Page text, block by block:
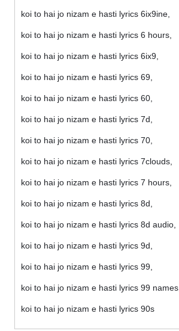
koi to hai jo nizam e hasti lyrics 6ix9ine,
koi to hai jo nizam e hasti lyrics 6 hours,
koi to hai jo nizam e hasti lyrics 6ix9,
koi to hai jo nizam e hasti lyrics 69,
koi to hai jo nizam e hasti lyrics 60,
koi to hai jo nizam e hasti lyrics 7d,
koi to hai jo nizam e hasti lyrics 70,
koi to hai jo nizam e hasti lyrics 7clouds,
koi to hai jo nizam e hasti lyrics 7 hours,
koi to hai jo nizam e hasti lyrics 8d,
koi to hai jo nizam e hasti lyrics 8d audio,
koi to hai jo nizam e hasti lyrics 9d,
koi to hai jo nizam e hasti lyrics 99,
koi to hai jo nizam e hasti lyrics 99 names,
koi to hai jo nizam e hasti lyrics 90s